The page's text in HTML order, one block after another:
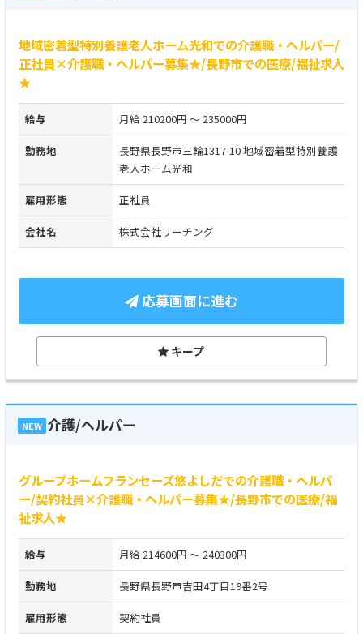
地域密着型特別養護老人ホーム光和での介護職・ヘルパー/
正社員×介護職・ヘルパー募集★/長野市での医療/福祉求人
★
給与 月給 210200円 ～ 235000円
勤務地
長野県長野市三輪1317-10 地域密着型特別養護
老人ホーム光和
雇用形態 正社員
会社名 株式会社リーチング
応募画面に進む
キープ
NEW 介護/ヘルパー
グループホームフランセーズ悠よしだでの介護職・ヘルパ
ー/契約社員×介護職・ヘルパー募集★/長野市での医療/福
祉求人★
給与 月給 214600円 ～ 240300円
勤務地 長野県長野市吉田4丁目19番2号
雇用形態 契約社員